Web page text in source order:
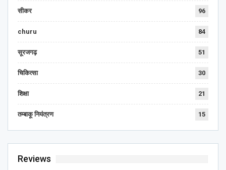
सीकर 96
churu 84
सूरजगढ़ 51
चिकित्सा 30
शिक्षा 21
तम्बाकू नियंत्रण 15
Reviews